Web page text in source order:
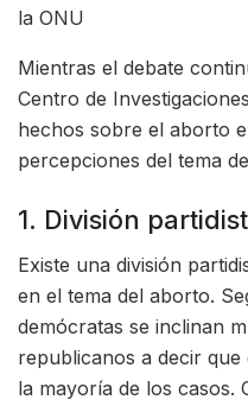
la ONU
Mientras el debate
Centro de
hechos sobre el aborto
percepciones del tema
1. División
Existe una división
en el tema del aborto.
demócratas se inclinan
republicanos a decir
la mayoría de los casos.